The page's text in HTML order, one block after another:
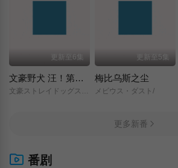
更新至6集
文豪野犬 汪！第二季
文豪ストレイドッグス/わん！２/
更新至5集
梅比乌斯之尘
メビウス・ダスト/
更多新番
番剧